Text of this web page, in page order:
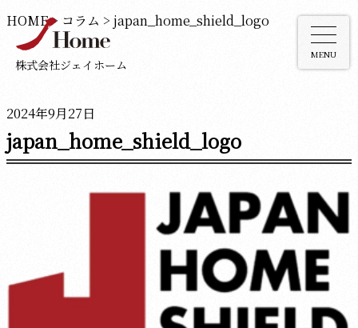
株式会社ジェイホーム
MENU
HOME> コラム > japan_home_shield_logo
2024年9月27日
japan_home_shield_logo